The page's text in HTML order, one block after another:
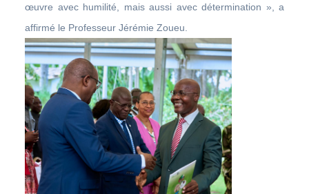
œuvre avec humilité, mais aussi avec détermination », a
affirmé le Professeur Jérémie Zoueu.